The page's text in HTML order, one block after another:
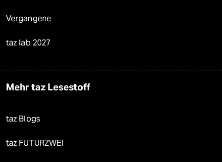
Vergangene
taz lab 2027
Mehr taz Lesestoff
taz Blogs
taz FUTURZWEI